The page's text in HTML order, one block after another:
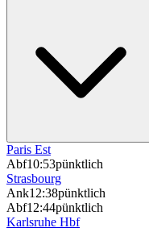
Paris Est
Abf10:53pünktlich
Strasbourg
Ank12:38pünktlich
Abf12:44pünktlich
Karlsruhe Hbf